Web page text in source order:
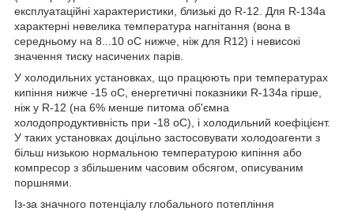
експлуатаційні характеристики, близькі до R-12. Для R-134a
характерні невелика температура нагнітання (вона в
середньому на 8...10 оС нижче, ніж для R12) і невисокі
значення тиску насичених парів.
У холодильних установках, що працюють при температурах
кипіння нижче -15 оС, енергетичні показники R-134a гірше,
ніж у R-12 (на 6% менше питома об'ємна
холодопродуктивність при -18 оС), і холодильний коефіцієнт.
У таких установках доцільно застосовувати холодоагенти з
більш низькою нормальною температурою кипіння або
компресор з збільшеним часовим обсягом, описуваним
поршнями.
Із-за значного потенціалу глобального потепління